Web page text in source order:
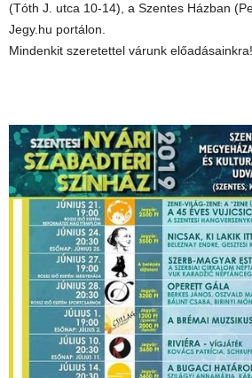
(Tóth J. utca 10-14), a Szentes Házban
Jegy.hu portálon.
Mindenkit szeretettel várunk előadásainkra!